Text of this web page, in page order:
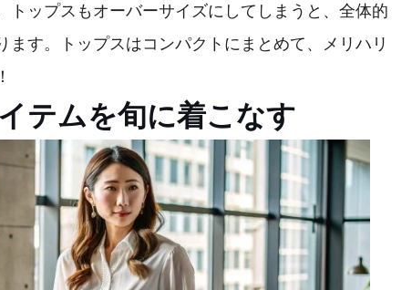
トップスもオーバーサイズにしてしまうと、全体的
ます。トップスはコンパクトにまとめて、メリハリ
テムを旬に着こなす